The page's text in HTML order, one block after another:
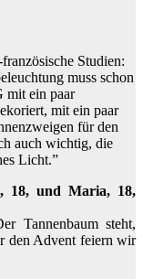
Studien:
muss schon
mit ein paar
mit ein paar
für den
auch wichtig, die
Licht.”
18, und Maria, 18,
Tannenbaum steht,
den Advent feiern wir